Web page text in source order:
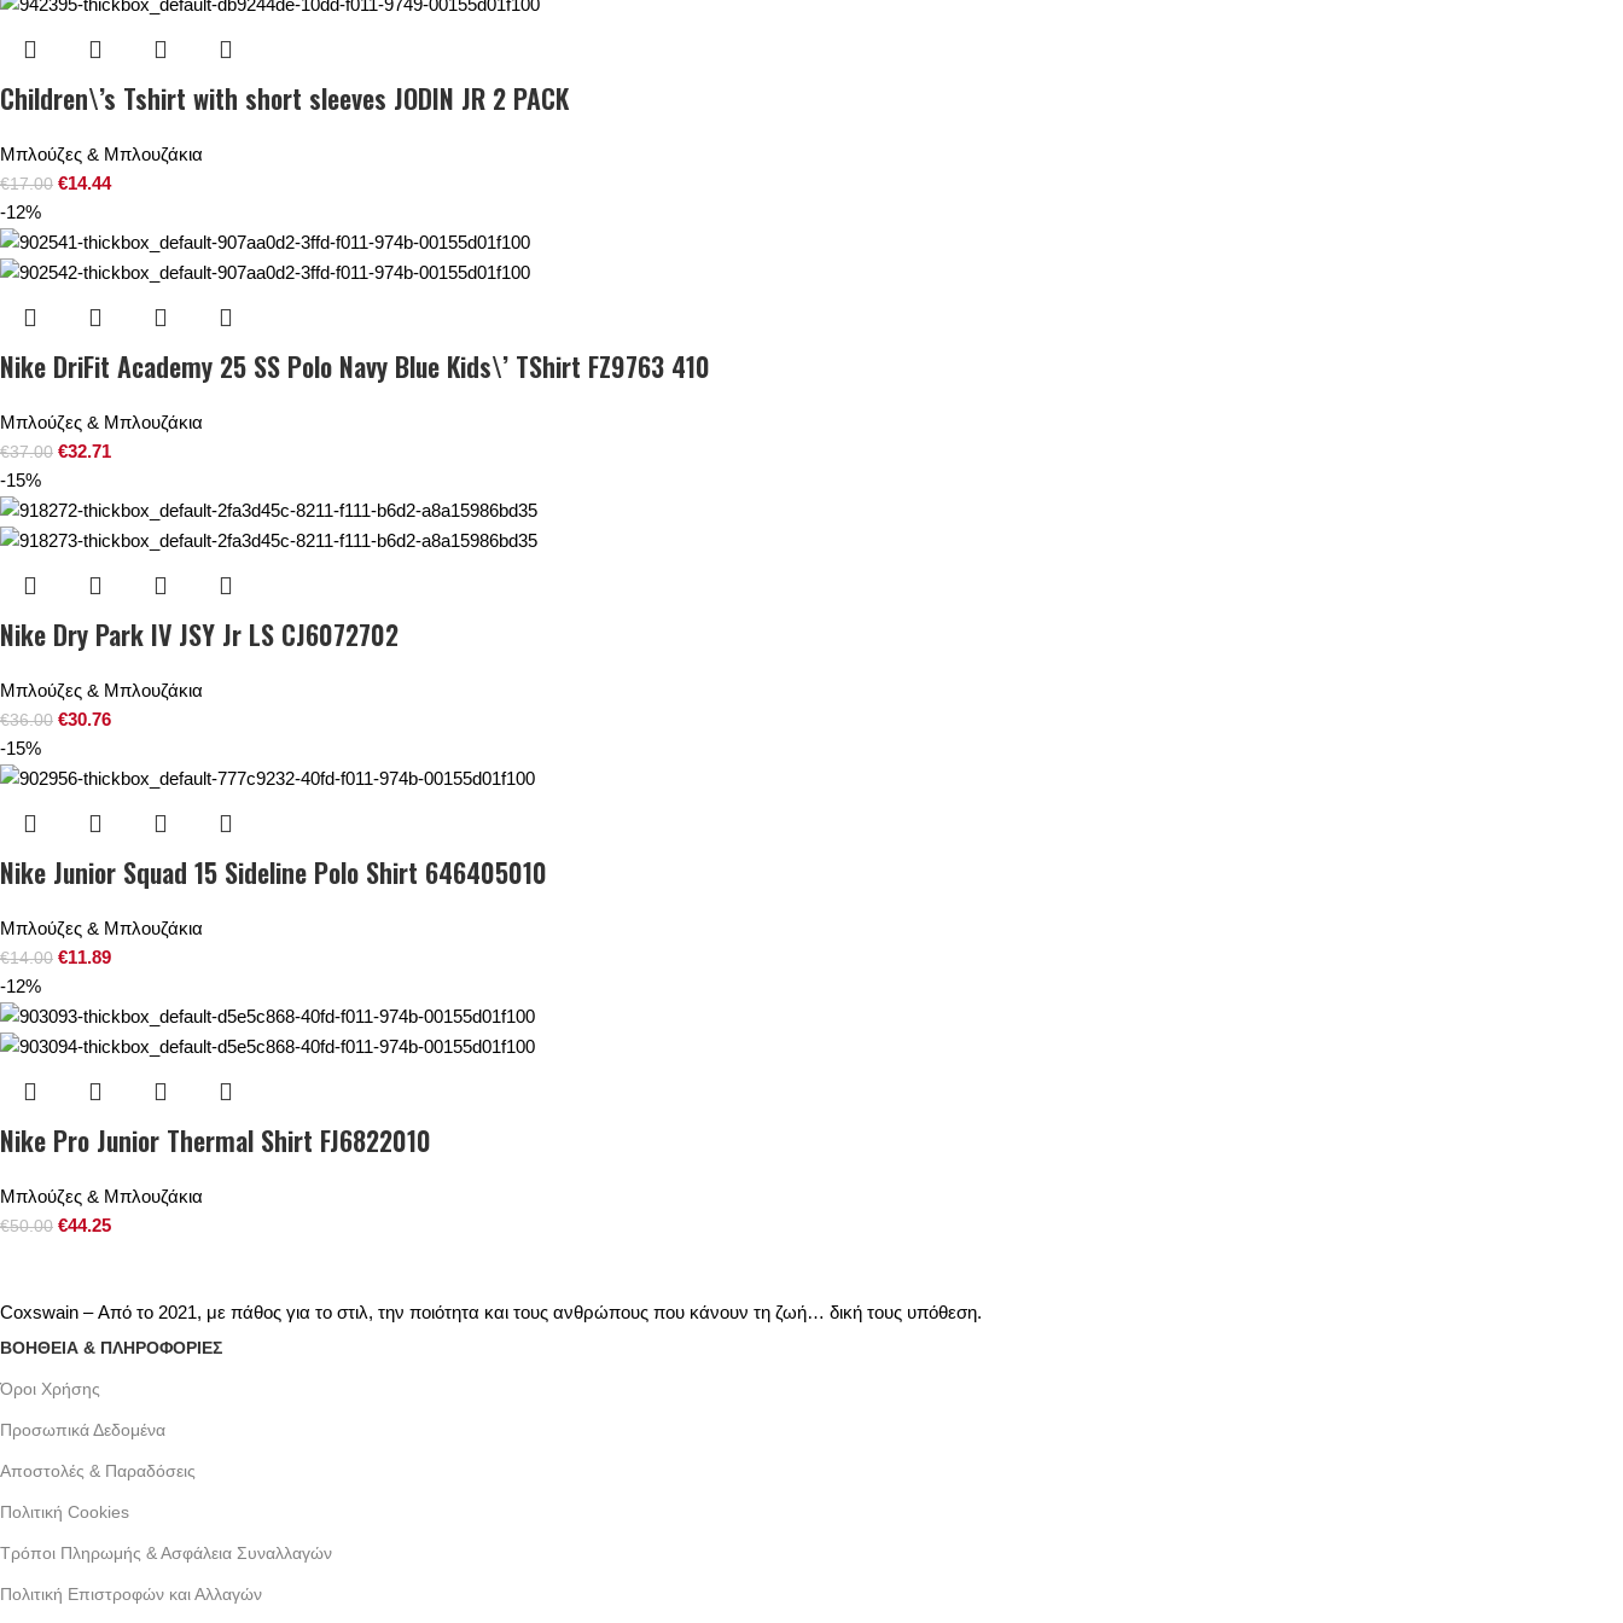
Children\’s Tshirt with short sleeves JODIN JR 2 PACK
Μπλούζες & Μπλουζάκια
€17.00 €14.44
-12%
Nike DriFit Academy 25 SS Polo Navy Blue Kids\’ TShirt FZ9763 410
Μπλούζες & Μπλουζάκια
€37.00 €32.71
-15%
Nike Dry Park IV JSY Jr LS CJ6072702
Μπλούζες & Μπλουζάκια
€36.00 €30.76
-15%
Nike Junior Squad 15 Sideline Polo Shirt 646405010
Μπλούζες & Μπλουζάκια
€14.00 €11.89
-12%
Nike Pro Junior Thermal Shirt FJ6822010
Μπλούζες & Μπλουζάκια
€50.00 €44.25
Coxswain – Από το 2021, με πάθος για το στιλ, την ποιότητα και τους ανθρώπους που κάνουν τη ζωή… δική τους υπόθεση.
ΒΟΗΘΕΙΑ & ΠΛΗΡΟΦΟΡΙΕΣ
Όροι Xρήσης
Προσωπικά Δεδομένα
Αποστολές & Παραδόσεις
Πολιτική Cookies
Τρόποι Πληρωμής & Ασφάλεια Συναλλαγών
Πολιτική Επιστροφών και Αλλαγών